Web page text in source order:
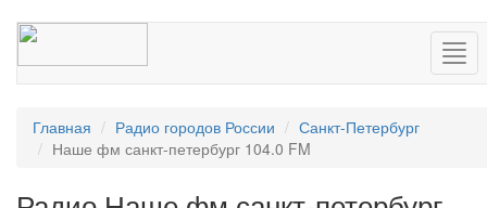
Главная Радио городов России
Санкт-Петербург
Наше фм санкт-петербург 104.0 FM